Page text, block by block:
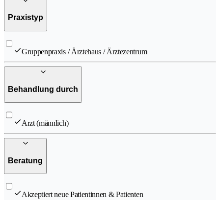
Praxistyp
Gruppenpraxis / Ärztehaus / Ärztezentrum
Behandlung durch
Arzt (männlich)
Beratung
Akzeptiert neue Patientinnen & Patienten